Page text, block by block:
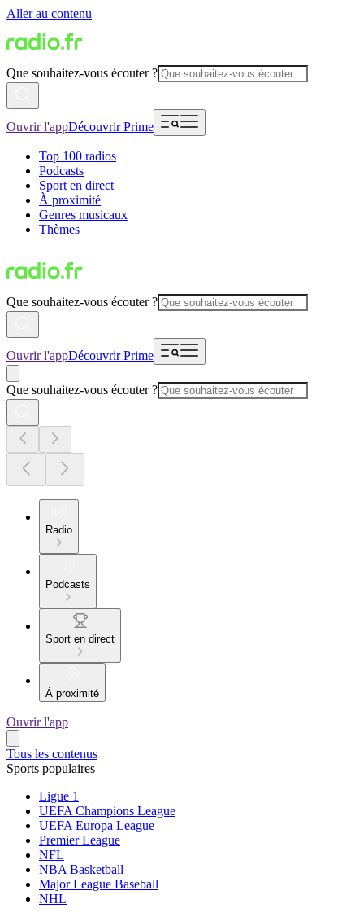
Aller au contenu
Que souhaitez-vous écouter ?
Ouvrir l'appDécouvrir Prime
Top 100 radios
Podcasts
Sport en direct
À proximité
Genres musicaux
Thèmes
Que souhaitez-vous écouter ?
Ouvrir l'appDécouvrir Prime
Que souhaitez-vous écouter ?
Radio
Podcasts
Sport en direct
À proximité
Ouvrir l'app
Tous les contenus
Sports populaires
Ligue 1
UEFA Champions League
UEFA Europa League
Premier League
NFL
NBA Basketball
Major League Baseball
NHL